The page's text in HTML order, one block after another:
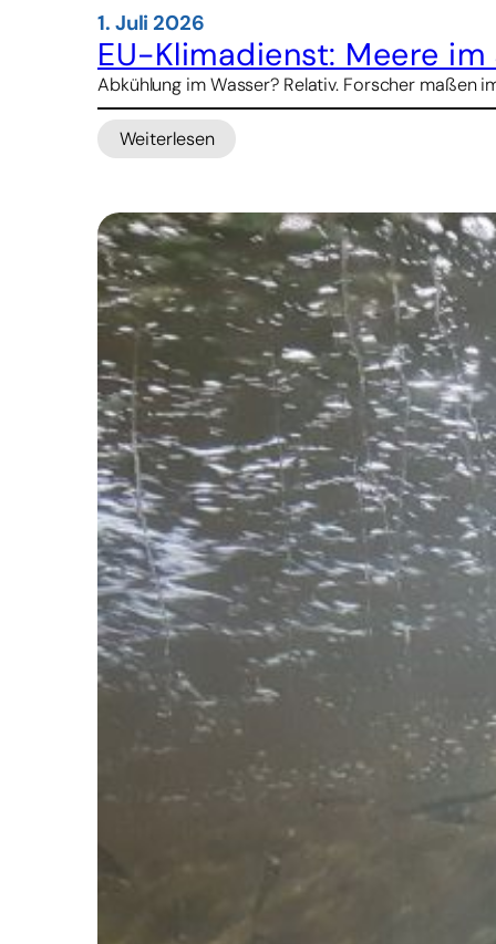
1. Juli 2026
EU-Klimadienst: Meere
Abkühlung im Wasser? Relativ. Forscher maßen
Weiterlesen
:
im
Juni
so
aufgeheizt
wie
nie
zuvor